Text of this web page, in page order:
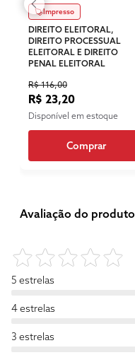
Impresso
DIREITO ELEITORAL,
DIREITO PROCESSUAL
ELEITORAL E DIREITO
PENAL ELEITORAL
R$ 116,00
R$ 23,20
Disponível em estoque
Comprar
Avaliação do produto
5 estrelas
4 estrelas
3 estrelas